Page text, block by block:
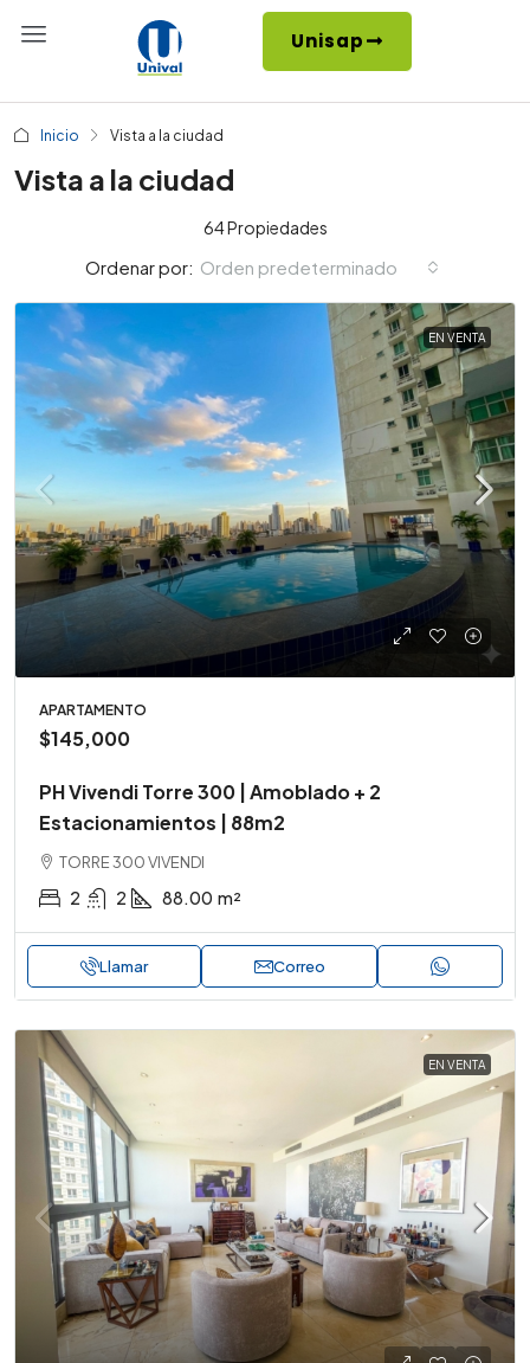
Unisap
Inicio Vista a la ciudad
Vista a la ciudad
64 Propiedades
Ordenar por: Orden predeterminado
EN VENTA
APARTAMENTO
$145,000
PH Vivendi Torre 300 | Amoblado + 2
Estacionamientos | 88m2
TORRE 300 VIVENDI
2 2 88.00 m²
Llamar Correo
EN VENTA